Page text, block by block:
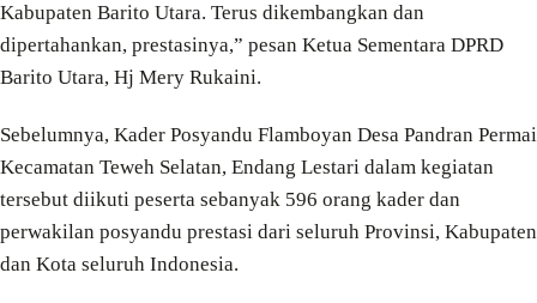
Kabupaten Barito Utara. Terus dikembangkan dan
dipertahankan, prestasinya,” pesan Ketua Sementara DPRD
Barito Utara, Hj Mery Rukaini.
Sebelumnya, Kader Posyandu Flamboyan Desa Pandran Permai
Kecamatan Teweh Selatan, Endang Lestari dalam kegiatan
tersebut diikuti peserta sebanyak 596 orang kader dan
perwakilan posyandu prestasi dari seluruh Provinsi, Kabupaten
dan Kota seluruh Indonesia.